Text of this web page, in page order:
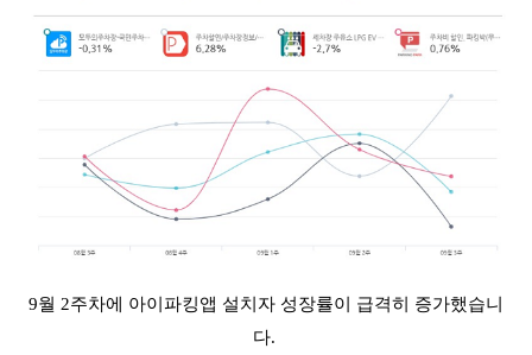
9월 2주차에 아이파킹앱 설치자 성장률이 급격히 증가했습니
다.